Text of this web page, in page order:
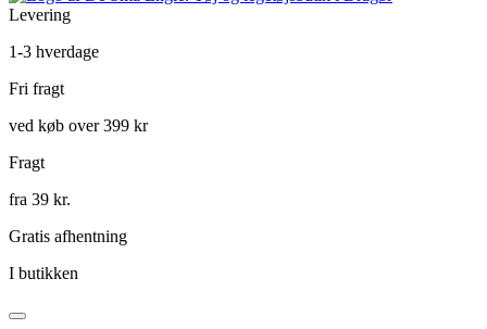
Levering
1-3 hverdage
Fri fragt
ved køb over 399 kr
Fragt
fra 39 kr.
Gratis afhentning
I butikken